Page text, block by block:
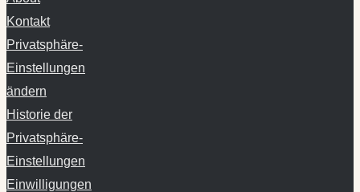
Kontakt
Privatsphäre-
Einstellungen
ändern
Historie der
Privatsphäre-
Einstellungen
Einwilligungen